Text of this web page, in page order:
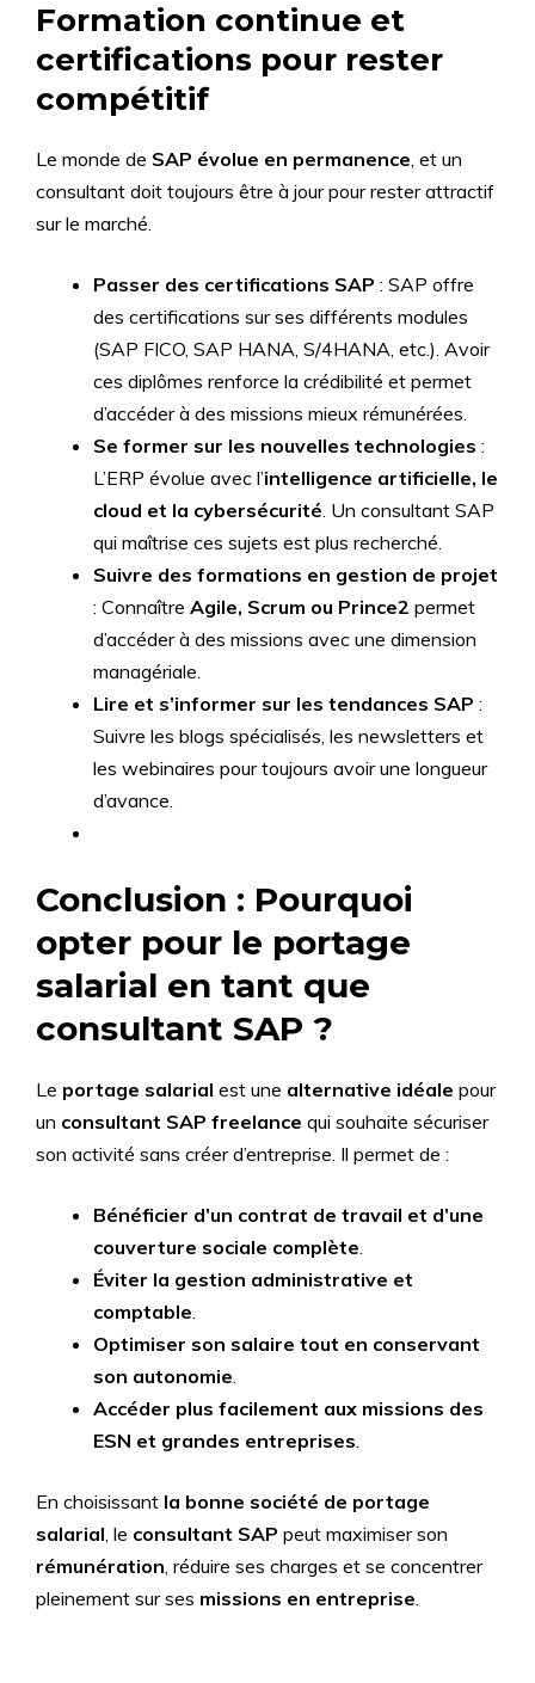
Formation continue et
certifications pour rester
compétitif
Le monde de SAP évolue en permanence, et un
consultant doit toujours être à jour pour rester attractif
sur le marché.
Passer des certifications SAP : SAP offre
des certifications sur ses différents modules
(SAP FICO, SAP HANA, S/4HANA, etc.). Avoir
ces diplômes renforce la crédibilité et permet
d’accéder à des missions mieux rémunérées.
Se former sur les nouvelles technologies :
L’ERP évolue avec l’intelligence artificielle, le
cloud et la cybersécurité. Un consultant SAP
qui maîtrise ces sujets est plus recherché.
Suivre des formations en gestion de projet
: Connaître Agile, Scrum ou Prince2 permet
d’accéder à des missions avec une dimension
managériale.
Lire et s’informer sur les tendances SAP :
Suivre les blogs spécialisés, les newsletters et
les webinaires pour toujours avoir une longueur
d’avance.
Conclusion : Pourquoi
opter pour le portage
salarial en tant que
consultant SAP ?
Le portage salarial est une alternative idéale pour
un consultant SAP freelance qui souhaite sécuriser
son activité sans créer d’entreprise. Il permet de :
Bénéficier d’un contrat de travail et d’une
couverture sociale complète.
Éviter la gestion administrative et
comptable.
Optimiser son salaire tout en conservant
son autonomie.
Accéder plus facilement aux missions des
ESN et grandes entreprises.
En choisissant la bonne société de portage
salarial, le consultant SAP peut maximiser son
rémunération, réduire ses charges et se concentrer
pleinement sur ses missions en entreprise.